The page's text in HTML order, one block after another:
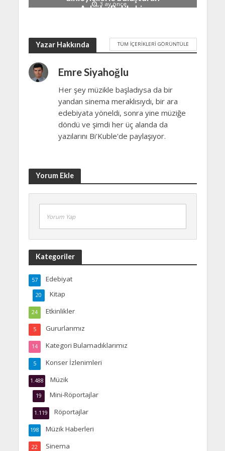
3 ay önce
Aybüke Pul ile bir
Yazar Hakkında TÜM İÇERIKLERI GÖRÜNTÜLE
Emre Siyahoğlu
Her şey müzikle başladıysa da bir
yandan sinema meraklısıydı, bir ara
edebiyata yöneldi, sonra yine müziğe
döndü ve şimdi her üç alanda da
yazılarını Bi'Kuble'de paylaşıyor.
Yorum Ekle
Yorum Yap
Kategoriler
Edebiyat
57
Kitap
20
Etkinlikler
24
Gururlarımız
5
Kategori Bulamadıklarımız
14
Konser İzlenimleri
5
Müzik
1.488
Mini-Röportajlar
19
Röportajlar
1.119
Müzik Haberleri
198
Sinema
22